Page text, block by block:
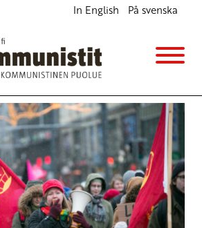
In English På svenska
naisten oikeudet